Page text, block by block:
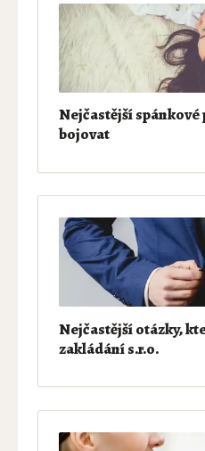
Nejčastější spánkové
bojovat
Nejčastější otázky,
zakládání s.r.o.